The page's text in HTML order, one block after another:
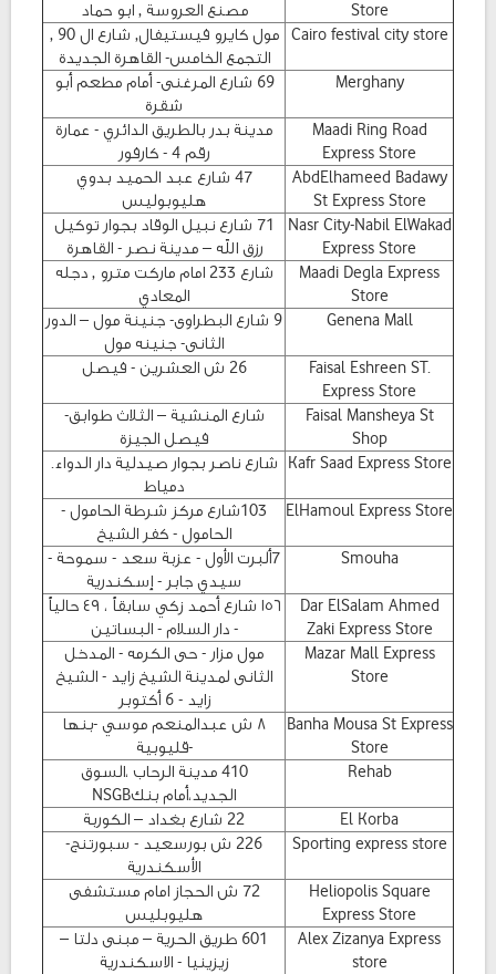
Store
مصنع العروسة , ابو حماد
Cairo festival city store
مول كايرو فيستيفال, شارع ال 90 ,
التجمع الخامس- القاهرة الجديدة
Merghany
69 شارع المرغنى- أمام مطعم أبو
شقرة
Maadi Ring Road
Express Store
مدينة بدر بالطريق الدائري - عمارة
رقم 4 - كارفور
AbdElhameed Badawy
St Express Store
47 شارع عبد الحميد بدوي
هليوبوليس
Nasr City-Nabil ElWakad
Express Store
71 شارع نبيل الوقاد بجوار توكيل
رزق الله – مدينة نصر - القاهرة
Maadi Degla Express
Store
شارع 233 امام ماركت مترو , دجله
المعادي
Genena Mall
9 شارع البطراوى- جنينة مول – الدور
الثانى- جنينه مول
Faisal Eshreen ST.
Express Store
26 ش العشرين - فيصل
Faisal Mansheya St
Shop
شارع المنشية – الثلاث طوابق-
فيصل الجيزة
Kafr Saad Express Store
شارع ناصر بجوار صيدلية دار الدواء.
دمياط
ElHamoul Express Store
103شارع مركز شرطة الحامول -
الحامول - كفر الشيخ
Smouha
7ألبرت الأول - عزبة سعد - سموحة -
سيدي جابر - إسكندرية
Dar ElSalam Ahmed
Zaki Express Store
١٥٦ شارع أحمد زكي سابقاً ، ٤٩ حالياً
- دار السلام - البساتين
Mazar Mall Express
Store
مول مزار - حى الكرمه - المدخل
الثانى لمدينة الشيخ زايد - الشيخ
زايد - 6 أكتوبر
Banha Mousa St Express
Store
٨ ش عبدالمنعم موسي -بنها
-قليوبية
Rehab
410 مدينة الرحاب ،السوق
الجديد،أمام بنكNSGB
El Korba
22 شارع بغداد – الكوربة
Sporting express store
226 ش بورسعيد - سبورتنج-
الأسكندرية
Heliopolis Square
Express Store
72 ش الحجاز امام مستشفى
هليوبليس
Alex Zizanya Express
store
601 طريق الحرية – مبنى دلتا –
زيزينيا - الاسكندرية